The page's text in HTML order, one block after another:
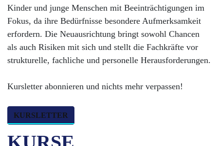
Kinder und junge Menschen mit Beeinträchtigungen im
Fokus, da ihre Bedürfnisse besondere Aufmerksamkeit
erfordern. Die Neuausrichtung bringt sowohl Chancen
als auch Risiken mit sich und stellt die Fachkräfte vor
strukturelle, fachliche und personelle Herausforderungen.
Kursletter abonnieren und nichts mehr verpassen!
KURSLETTER